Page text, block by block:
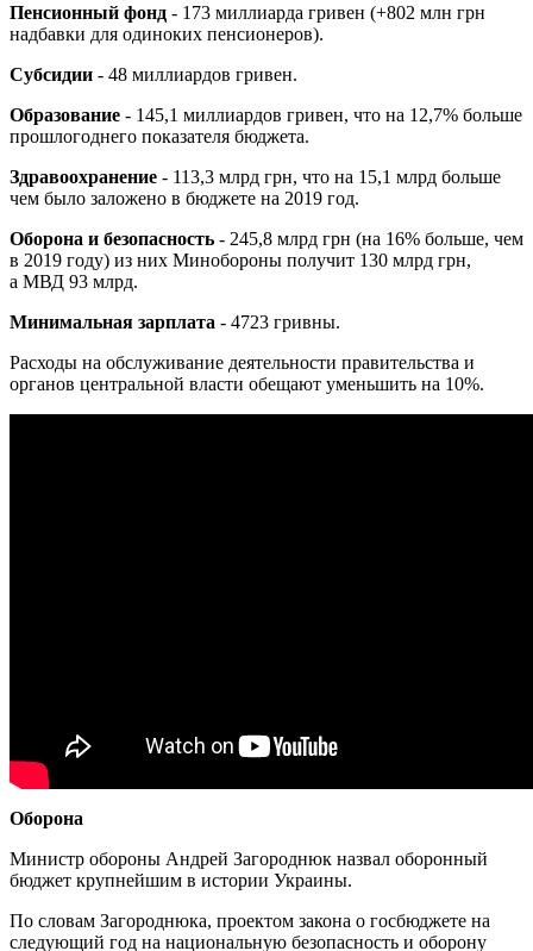
Пенсионный фонд - 173 миллиарда гривен (+802 млн грн
надбавки для одиноких пенсионеров).
Субсидии - 48 миллиардов гривен.
Образование - 145,1 миллиардов гривен, что на 12,7% больше
прошлогоднего показателя бюджета.
Здравоохранение - 113,3 млрд грн, что на 15,1 млрд больше
чем было заложено в бюджете на 2019 год.
Оборона и безопасность - 245,8 млрд грн (на 16% больше, чем
в 2019 году) из них Минобороны получит 130 млрд грн,
а МВД 93 млрд.
Минимальная зарплата - 4723 гривны.
Расходы на обслуживание деятельности правительства и
органов центральной власти обещают уменьшить на 10%.
Оборона
Министр обороны Андрей Загороднюк назвал оборонный
бюджет крупнейшим в истории Украины.
По словам Загороднюка, проектом закона о госбюджете на
следующий год на национальную безопасность и оборону